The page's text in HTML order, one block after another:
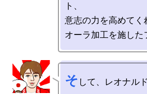
ト、
意志の力を高めてく
そ して、レオナル